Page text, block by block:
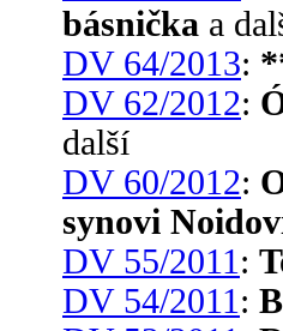
básnička a
DV 64/2013:
DV 62/2012:
další
DV 60/2012:
synovi
DV 55/2011 :
DV 54/2011 :